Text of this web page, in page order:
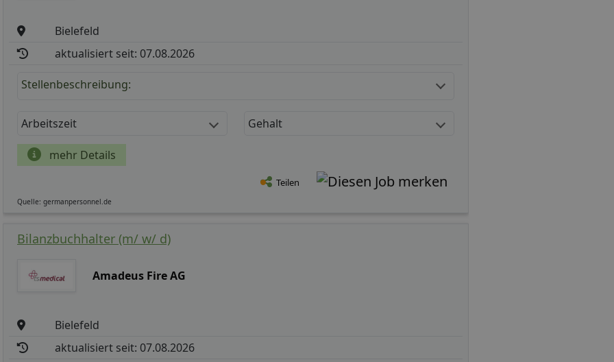
Bielefeld
aktualisiert seit: 07.08.2026
Stellenbeschreibung:
Arbeitszeit Gehalt
mehr Details
Teilen
Quelle: germanpersonnel.de
Bilanzbuchhalter (m/ w/ d)
Amadeus Fire AG
Bielefeld
aktualisiert seit: 07.08.2026